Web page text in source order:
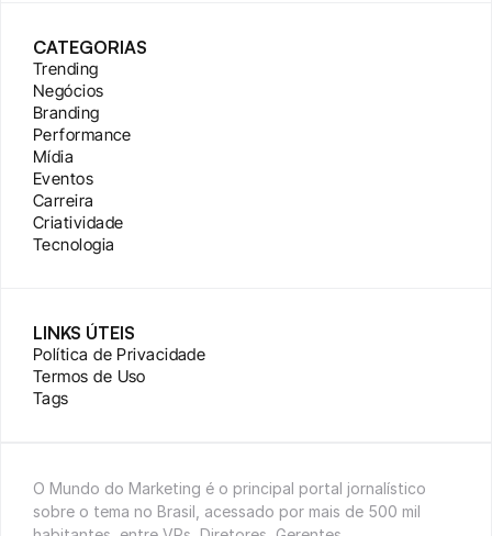
CATEGORIAS
Trending
Negócios
Branding
Performance
Mídia
Eventos
Carreira
Criatividade
Tecnologia
LINKS ÚTEIS
Política de Privacidade
Termos de Uso
Tags
O Mundo do Marketing é o principal portal jornalístico
sobre o tema no Brasil, acessado por mais de 500 mil